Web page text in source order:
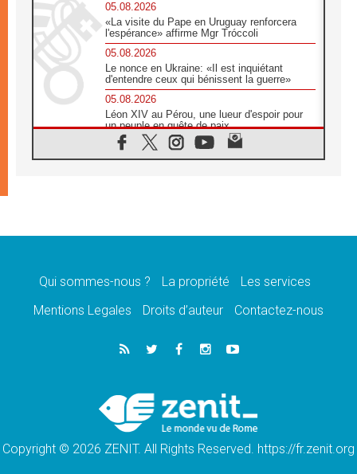
05.08.2026
«La visite du Pape en Uruguay renforcera
l'espérance» affirme Mgr Tróccoli
05.08.2026
Le nonce en Ukraine: «Il est inquiétant
d'entendre ceux qui bénissent la guerre»
05.08.2026
Léon XIV au Pérou, une lueur d'espoir pour
un peuple en quête de paix
05.08.2026
SCEAM: L'Église en Afrique vers
en Argentine et au Pérou
Audience générale: la prière est un acte
04.08.2026
Léon XIV invite les Chevaliers de Colomb à
Au Nigéria, attaques d'église, meurtre et
enlèvements de religieux suscitent l'émotion
Qui sommes-nous ? La propriété
Les services
Mentions Legales
Droits d’auteur Contactez-nous
Copyright © 2026 ZENIT. All Rights Reserved. https://fr.zenit.org